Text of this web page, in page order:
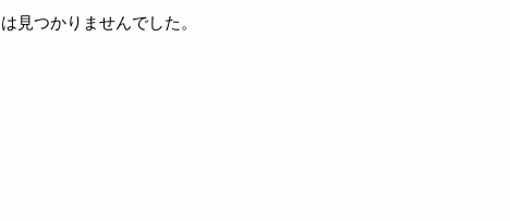
見つかりませんでした。